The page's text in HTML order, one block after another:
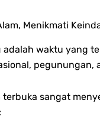
Menikmati
waktu yang
sangat